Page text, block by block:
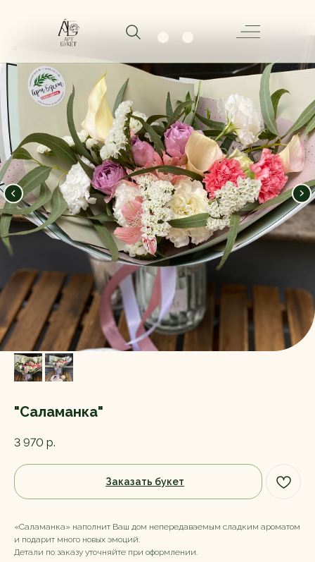
"Саламанка"
3 970 р.
Заказать букет
«Саламанка» наполнит Ваш дом непередаваемым сладким ароматом
и подарит много новых эмоций.
Детали по заказу уточняйте при оформлении.